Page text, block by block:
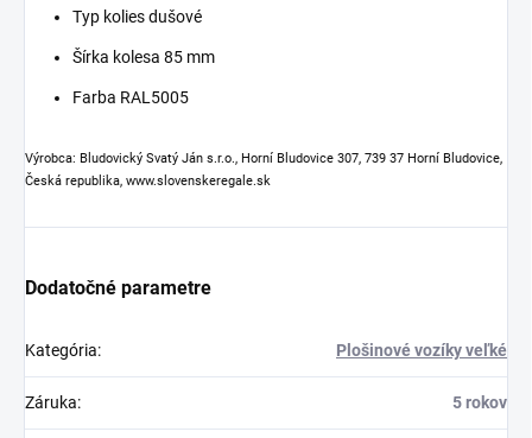
Typ kolies dušové
Šírka kolesa 85 mm
Farba RAL5005
Výrobca: Bludovický Svatý Ján s.r.o., Horní Bludovice 307, 739 37 Horní Bludovice,
Česká republika, www.slovenskeregale.sk
Dodatočné parametre
Kategória: Plošinové vozíky veľké
Záruka: 5 rokov